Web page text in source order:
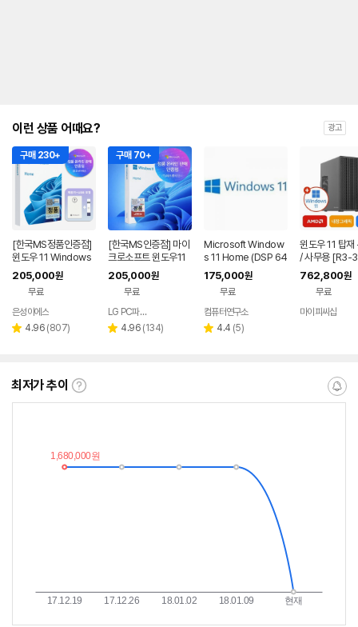
이런 상품 어때요? 광고
구매 230+
[한국MS정품인증점]
윈도우 11 Windows
Home FPP 처음사용
자용 USB 영구 버전
제품키 + EZPDF 번들
합본팩
205,000원
무료
페이
은성이에스
별 4.96 리
(807)
구매 70+
[한국MS인증점] 마이
크로소프트 윈도우11
홈 Windows Home
FPP 처음사용자용 한
글 USB포함
205,000원
무료
페이
LG PC파트너 해오름
별 4.96 리
(134)
Microsoft Window
s 11 Home (DSP 64
bit 한글)
175,000원
무료
컴퓨터연구소
별 4.4 리
(5)
윈도우 11 탑재
/ 사무용 [R3-
/ 내장그래픽]
762,800원
무료
마이피씨샵
최저가 추이
최
이
란?
알